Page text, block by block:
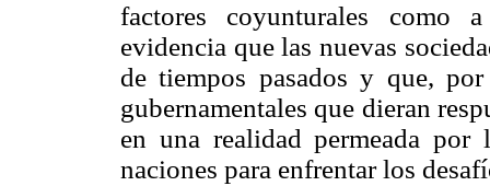
factores coyunturales como a
evidencia que las nuevas
de tiempos pasados y que,
gubernamentales que dieran
en una realidad permeada
naciones para enfrentar los